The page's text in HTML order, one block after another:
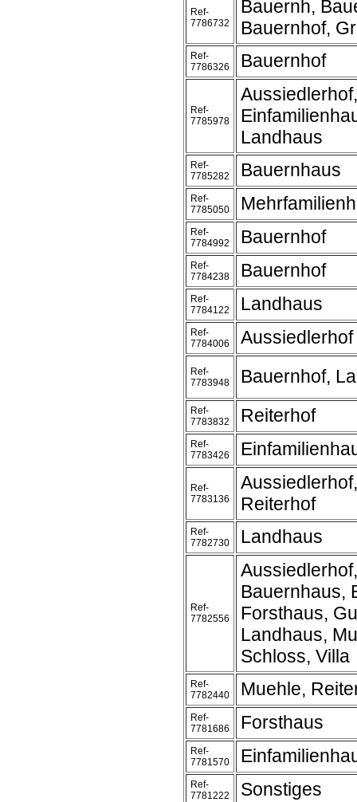
Ref-
7786732
Bauernh,
Bauernhof,
Ref-
7786326
Bauernhof
Ref-
7785978
Aussiedlerhof,
Landhaus
Ref-
7785282
Bauernhaus
Ref-
7785050
Ref-
7784992
Bauernhof
Ref-
7784238
Bauernhof
Ref-
7784122
Landhaus
Ref-
7784006
Aussiedlerhof
Ref-
7783948
Bauernhof,
Ref-
7783832
Reiterhof
Ref-
7783426
Ref-
7783136
Reiterhof
Ref-
7782730
Landhaus
Ref-
7782556
Aussiedlerhof,
Bauernhaus,
Forsthaus,
Landhaus,
Schloss, Villa
Ref-
7782440
Muehle,
Ref-
7781686
Forsthaus
Ref-
7781570
Ref-
7781222
Sonstiges